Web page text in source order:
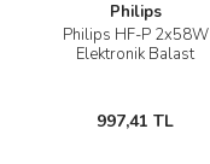
Philips
Philips HF-P 2x58W
Elektronik Balast
997,41 TL